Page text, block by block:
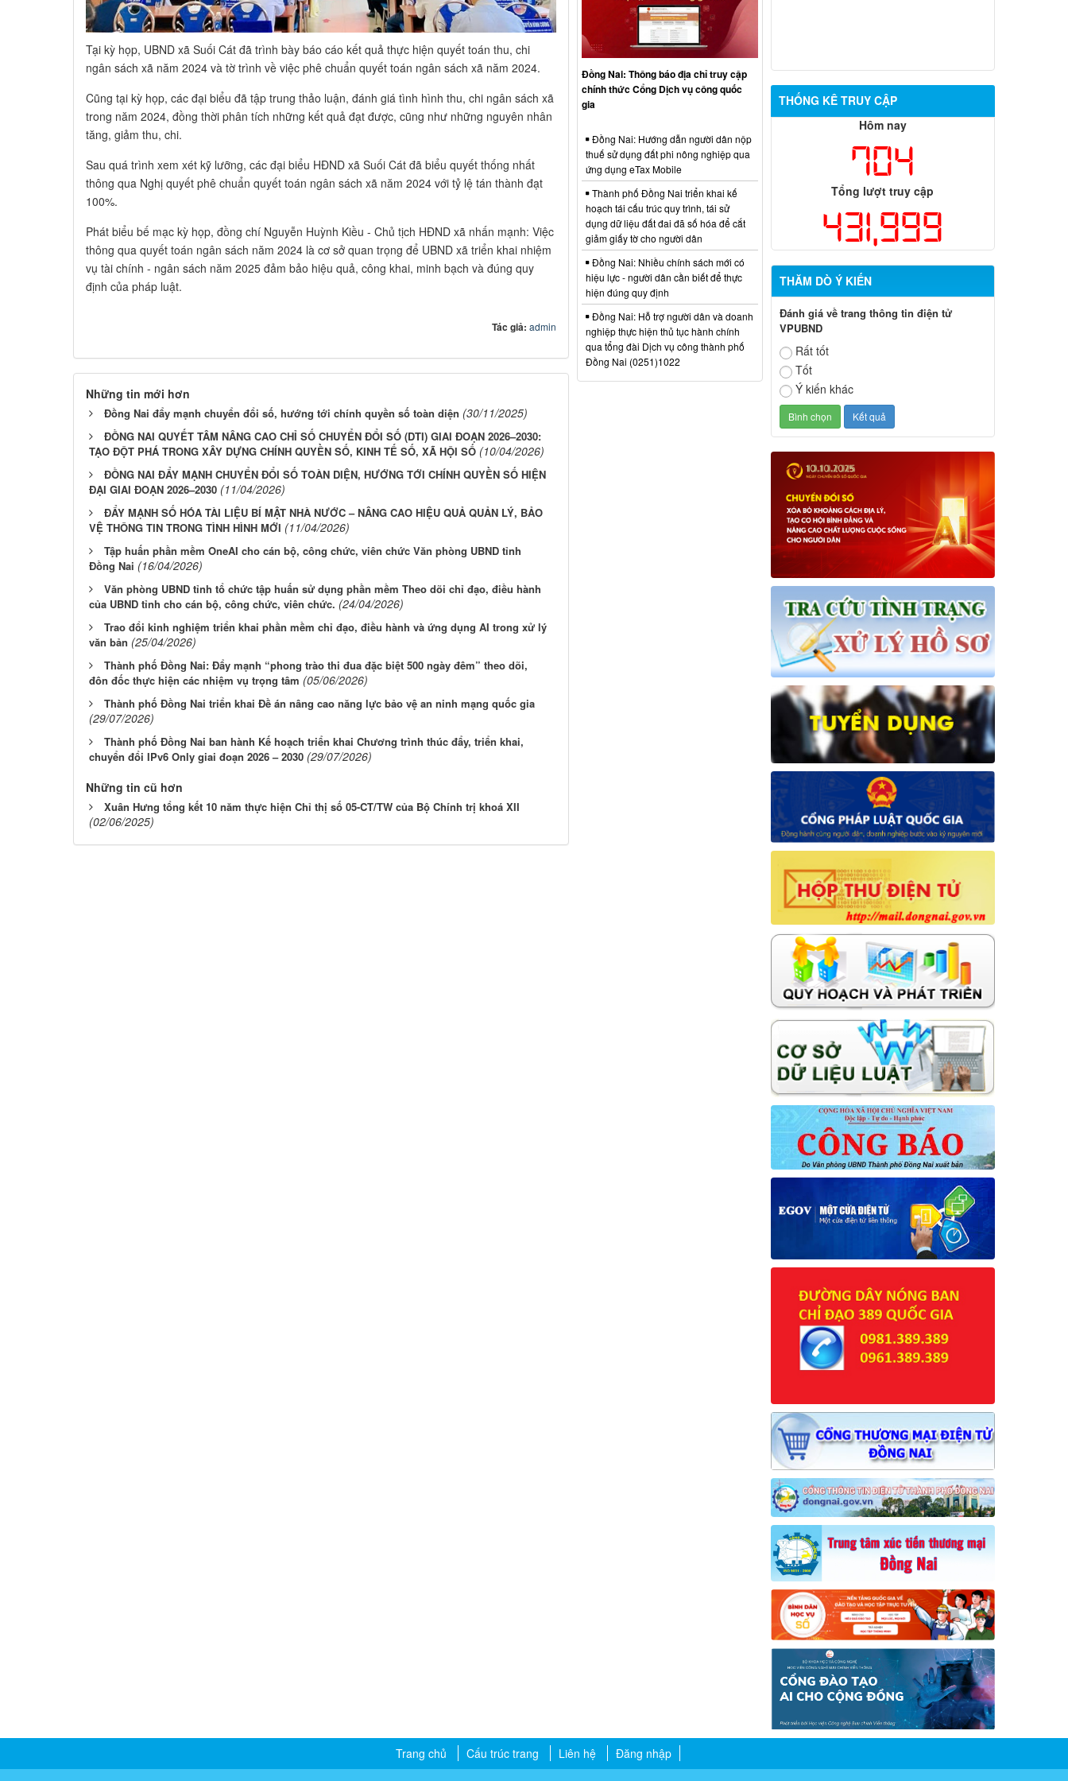
Tại kỳ họp, UBND xã Suối Cát đã trình bày báo cáo kết quả thực hiện quyết toán thu, chi
ngân sách xã năm 2024 và tờ trình về việc phê chuẩn quyết toán ngân sách xã năm 2024.
Cũng tại kỳ họp, các đại biểu đã tập trung thảo luận, đánh giá tình hình thu, chi ngân sách xã
trong năm 2024, đồng thời phân tích những kết quả đạt được, cũng như những nguyên nhân
tăng, giảm thu, chi.
Sau quá trình xem xét kỹ lưỡng, các đại biểu HĐND xã Suối Cát đã biểu quyết thống nhất
thông qua Nghị quyết phê chuẩn quyết toán ngân sách xã năm 2024 với tỷ lệ tán thành đạt
100%.
Phát biểu bế mạc kỳ họp, đồng chí Nguyễn Huỳnh Kiều - Chủ tịch HĐND xã nhấn mạnh: Việc
thông qua quyết toán ngân sách năm 2024 là cơ sở quan trọng để UBND xã triển khai nhiệm
vụ tài chính - ngân sách năm 2025 đảm bảo hiệu quả, công khai, minh bạch và đúng quy
định của pháp luật.
Tác giả: admin
Những tin mới hơn
Đồng Nai đẩy mạnh chuyển đổi số, hướng tới chính quyền số toàn diện (30/11/2025)
ĐỒNG NAI QUYẾT TÂM NÂNG CAO CHỈ SỐ CHUYỂN ĐỔI SỐ (DTI) GIAI ĐOẠN 2026–2030:
TẠO ĐỘT PHÁ TRONG XÂY DỰNG CHÍNH QUYỀN SỐ, KINH TẾ SỐ, XÃ HỘI SỐ (10/04/2026)
ĐỒNG NAI ĐẨY MẠNH CHUYỂN ĐỔI SỐ TOÀN DIỆN, HƯỚNG TỚI CHÍNH QUYỀN SỐ HIỆN
ĐẠI GIAI ĐOẠN 2026–2030 (11/04/2026)
ĐẨY MẠNH SỐ HÓA TÀI LIỆU BÍ MẬT NHÀ NƯỚC – NÂNG CAO HIỆU QUẢ QUẢN LÝ, BẢO
VỆ THÔNG TIN TRONG TÌNH HÌNH MỚI (11/04/2026)
Tập huấn phần mềm OneAI cho cán bộ, công chức, viên chức Văn phòng UBND tỉnh
Đồng Nai (16/04/2026)
Văn phòng UBND tỉnh tổ chức tập huấn sử dụng phần mềm Theo dõi chỉ đạo, điều hành
của UBND tỉnh cho cán bộ, công chức, viên chức. (24/04/2026)
Trao đổi kinh nghiệm triển khai phần mềm chỉ đạo, điều hành và ứng dụng AI trong xử lý
văn bản (25/04/2026)
Thành phố Đồng Nai: Đẩy mạnh “phong trào thi đua đặc biệt 500 ngày đêm” theo dõi,
đôn đốc thực hiện các nhiệm vụ trọng tâm (05/06/2026)
Thành phố Đồng Nai triển khai Đề án nâng cao năng lực bảo vệ an ninh mạng quốc gia
(29/07/2026)
Thành phố Đồng Nai ban hành Kế hoạch triển khai Chương trình thúc đẩy, triển khai,
chuyển đổi IPv6 Only giai đoạn 2026 – 2030 (29/07/2026)
Những tin cũ hơn
Xuân Hưng tổng kết 10 năm thực hiện Chỉ thị số 05-CT/TW của Bộ Chính trị khoá XII
(02/06/2025)
THỐNG KÊ TRUY CẬP
Hôm nay
704
Tổng lượt truy cập
431,999
THĂM DÒ Ý KIẾN
Đánh giá về trang thông tin điện tử
VPUBND
Rất tốt
Tốt
Ý kiến khác
Đồng Nai: Thông báo địa chỉ truy cập
chính thức Cổng Dịch vụ công quốc
gia
Đồng Nai: Hướng dẫn người dân nộp
thuế sử dụng đất phi nông nghiệp qua
ứng dụng eTax Mobile
Thành phố Đồng Nai triển khai kế
hoạch tái cấu trúc quy trình, tái sử
dụng dữ liệu đất đai đã số hóa để cắt
giảm giấy tờ cho người dân
Đồng Nai: Nhiều chính sách mới có
hiệu lực - người dân cần biết để thực
hiện đúng quy định
Đồng Nai: Hỗ trợ người dân và doanh
nghiệp thực hiện thủ tục hành chính
qua tổng đài Dịch vụ công thành phố
Đồng Nai (0251)1022
Trang chủ Cấu trúc trang Liên hệ Đăng nhập